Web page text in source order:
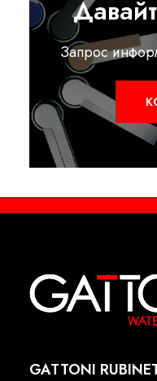
Запрос
GATTONI